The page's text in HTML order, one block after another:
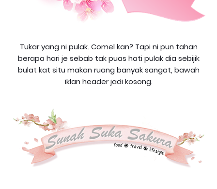
Tukar yang ni pulak. Comel kan? Tapi ni pun tahan
berapa hari je sebab tak puas hati pulak dia sebijik
bulat kat situ makan ruang banyak sangat, bawah
iklan header jadi kosong.